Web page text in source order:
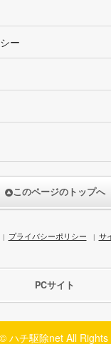
ー
このページのトップへ
プライバシーポリシー サ
PCサイト
ハチ駆除net All Rights